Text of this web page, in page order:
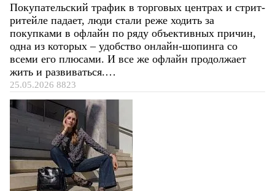
Покупательский трафик в торговых центрах и стрит-
ритейле падает, люди стали реже ходить за
покупками в офлайн по ряду объективных причин,
одна из которых – удобство онлайн-шопинга со
всеми его плюсами. И все же офлайн продолжает
жить и развиваться.…
25.05.2026 8823